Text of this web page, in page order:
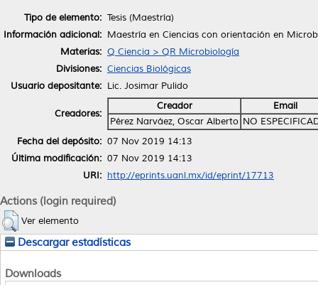
Tipo de elemento: Tesis (Maestría)
Información adicional: Maestría en Ciencias con orientación en
Materias: Q Ciencia > QR Microbiología
Divisiones: Ciencias Biológicas
Usuario depositante: Lic. Josimar Pulido
Creadores:
Creador
Email
Pérez Narváez, Oscar Alberto NO
Fecha del depósito: 07 Nov 2019 14:13
Última modificación: 07 Nov 2019 14:13
URI: http://eprints.uanl.mx/id/eprint/17713
Actions (login required)
Ver elemento
Descargar estadísticas
Downloads